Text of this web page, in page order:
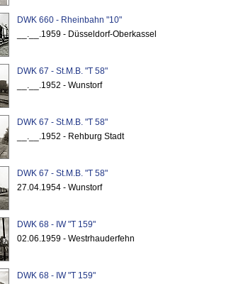
DWK 660 - Rheinbahn "10"
__.__.1959 - Düsseldorf-Oberkassel
DWK 67 - St.M.B. "T 58"
__.__.1952 - Wunstorf
DWK 67 - St.M.B. "T 58"
__.__.1952 - Rehburg Stadt
DWK 67 - St.M.B. "T 58"
27.04.1954 - Wunstorf
DWK 68 - IW "T 159"
02.06.1959 - Westrhauderfehn
DWK 68 - IW "T 159"